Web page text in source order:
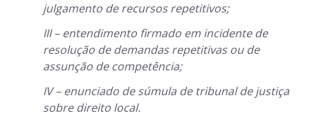
julgamento de recursos repetitivos;
III – entendimento firmado em incidente de
resolução de demandas repetitivas ou de
assunção de competência;
IV – enunciado de súmula de tribunal de justiça
sobre direito local.